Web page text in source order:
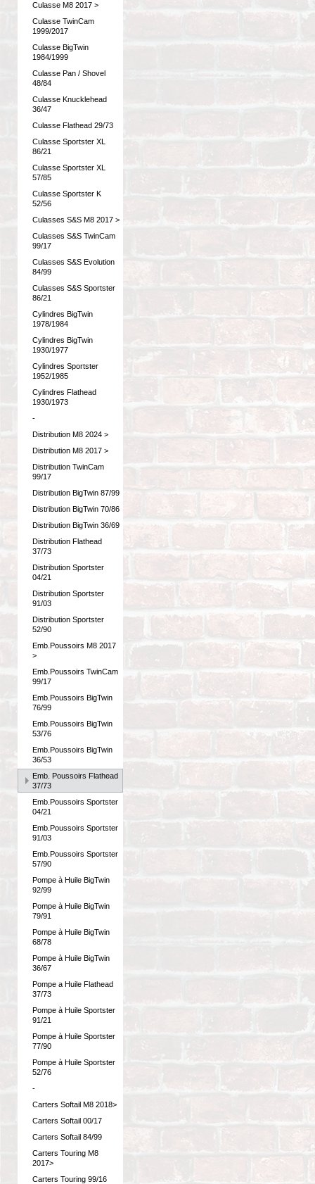
Culasse M8 2017 >
Culasse TwinCam
1999/2017
Culasse BigTwin
1984/1999
Culasse Pan / Shovel
48/84
Culasse Knucklehead
36/47
Culasse Flathead 29/73
Culasse Sportster XL
86/21
Culasse Sportster XL
57/85
Culasse Sportster K
52/56
Culasses S&S M8 2017 >
Culasses S&S TwinCam
99/17
Culasses S&S Evolution
84/99
Culasses S&S Sportster
86/21
Cylindres BigTwin
1978/1984
Cylindres BigTwin
1930/1977
Cylindres Sportster
1952/1985
Cylindres Flathead
1930/1973
-
Distribution M8 2024 >
Distribution M8 2017 >
Distribution TwinCam
99/17
Distribution BigTwin 87/99
Distribution BigTwin 70/86
Distribution BigTwin 36/69
Distribution Flathead
37/73
Distribution Sportster
04/21
Distribution Sportster
91/03
Distribution Sportster
52/90
Emb.Poussoirs M8 2017
>
Emb.Poussoirs TwinCam
99/17
Emb.Poussoirs BigTwin
76/99
Emb.Poussoirs BigTwin
53/76
Emb.Poussoirs BigTwin
36/53
Emb. Poussoirs Flathead
37/73
Emb.Poussoirs Sportster
04/21
Emb.Poussoirs Sportster
91/03
Emb.Poussoirs Sportster
57/90
Pompe à Huile BigTwin
92/99
Pompe à Huile BigTwin
79/91
Pompe à Huile BigTwin
68/78
Pompe à Huile BigTwin
36/67
Pompe a Huile Flathead
37/73
Pompe à Huile Sportster
91/21
Pompe à Huile Sportster
77/90
Pompe à Huile Sportster
52/76
-
Carters Softail M8 2018>
Carters Softail 00/17
Carters Softail 84/99
Carters Touring M8
2017>
Carters Touring 99/16